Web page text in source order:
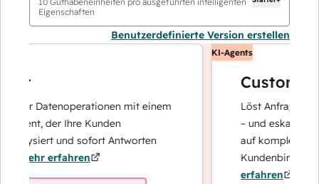
Eigenschaften
Benutzerdefinierte Version erstellen
Datenoperationen mit einem
der Ihre Kunden
und sofort Antworten
erfahren
KI-Agents
Customer
Löst Anfragen mit
– und eskaliert bei
auf komplexe Fälle
Kundenbindung
erfahren